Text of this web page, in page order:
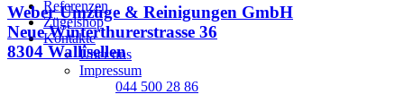
Referenzen
Zügelshop
Kontakte
Über uns
Impressum
Weber Umzüge & Reinigungen GmbH
Neue Winterthurerstrasse 36
8304 Wallisellen
044 500 28 86